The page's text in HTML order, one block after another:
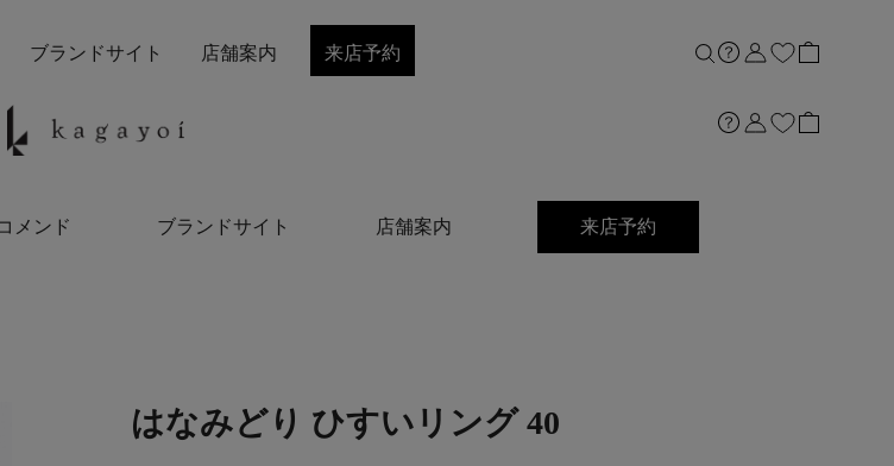
メンド ブランドサイト 店舗案内 来店予約
ブランドサイト 店舗案内 来店予約
はなみどり ひすいリング 40